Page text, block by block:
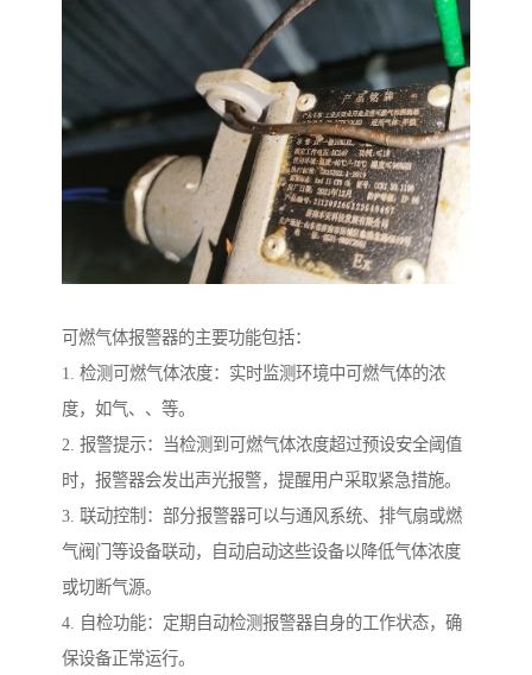
可燃气体报警器的主要功能包括：
1. 检测可燃气体浓度：实时监测环境中可燃气体的浓
度，如气、、等。
2. 报警提示：当检测到可燃气体浓度超过预设安全阈值
时，报警器会发出声光报警，提醒用户采取紧急措施。
3. 联动控制：部分报警器可以与通风系统、排气扇或燃
气阀门等设备联动，自动启动这些设备以降低气体浓度
或切断气源。
4. 自检功能：定期自动检测报警器自身的工作状态，确
保设备正常运行。